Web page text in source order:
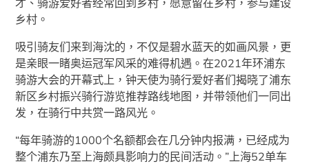
乡村。
吸引骑友们来到海沈的，不仅是碧水蓝天的如画风景，更
是亲眼一睹奥运冠军风采的难得机遇。在2021年环浦东
骑游大会的开幕式上，钟天使为骑行爱好者们揭晓了浦东
新区乡村振兴骑行游览推荐路线地图，并带领他们一同出
发，在骑行中共赏一路风光。
“每年骑游的1000个名额都会在几分钟内报满，已经成为
整个浦东乃至上海颇具影响力的民间活动。”上海52单车